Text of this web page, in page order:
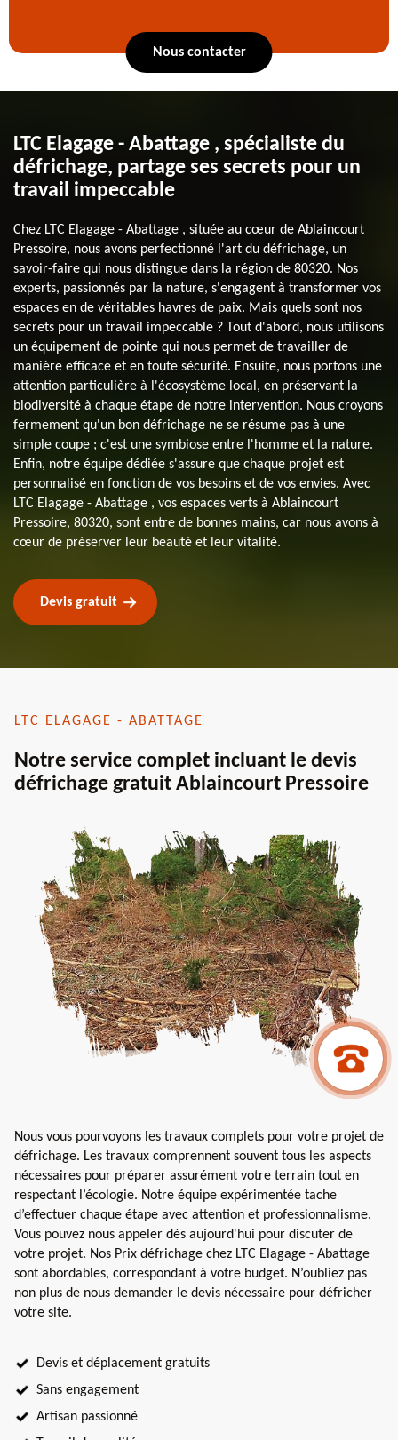
Nous contacter
LTC Elagage - Abattage , spécialiste du
défrichage, partage ses secrets pour un
travail impeccable
Chez LTC Elagage - Abattage , située au cœur de Ablaincourt
Pressoire, nous avons perfectionné l'art du défrichage, un
savoir-faire qui nous distingue dans la région de 80320. Nos
experts, passionnés par la nature, s'engagent à transformer vos
espaces en de véritables havres de paix. Mais quels sont nos
secrets pour un travail impeccable ? Tout d'abord, nous utilisons
un équipement de pointe qui nous permet de travailler de
manière efficace et en toute sécurité. Ensuite, nous portons une
attention particulière à l'écosystème local, en préservant la
biodiversité à chaque étape de notre intervention. Nous croyons
fermement qu'un bon défrichage ne se résume pas à une
simple coupe ; c'est une symbiose entre l'homme et la nature.
Enfin, notre équipe dédiée s'assure que chaque projet est
personnalisé en fonction de vos besoins et de vos envies. Avec
LTC Elagage - Abattage , vos espaces verts à Ablaincourt
Pressoire, 80320, sont entre de bonnes mains, car nous avons à
cœur de préserver leur beauté et leur vitalité.
Devis gratuit
LTC ELAGAGE - ABATTAGE
Notre service complet incluant le devis
défrichage gratuit Ablaincourt Pressoire
Nous vous pourvoyons les travaux complets pour votre projet de
défrichage. Les travaux comprennent souvent tous les aspects
nécessaires pour préparer assurément votre terrain tout en
respectant l’écologie. Notre équipe expérimentée tache
d’effectuer chaque étape avec attention et professionnalisme.
Vous pouvez nous appeler dès aujourd'hui pour discuter de
votre projet. Nos Prix défrichage chez LTC Elagage - Abattage
sont abordables, correspondant à votre budget. N’oubliez pas
non plus de nous demander le devis nécessaire pour défricher
votre site.
Devis et déplacement gratuits
Sans engagement
Artisan passionné